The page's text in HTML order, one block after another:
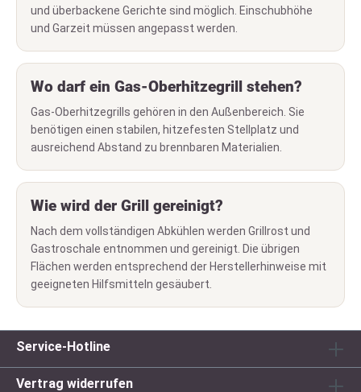
und überbackene Gerichte sind möglich. Einschubhöhe
und Garzeit müssen angepasst werden.
Wo darf ein Gas-Oberhitzegrill stehen?
Gas-Oberhitzegrills gehören in den Außenbereich. Sie
benötigen einen stabilen, hitzefesten Stellplatz und
ausreichend Abstand zu brennbaren Materialien.
Wie wird der Grill gereinigt?
Nach dem vollständigen Abkühlen werden Grillrost und
Gastroschale entnommen und gereinigt. Die übrigen
Flächen werden entsprechend der Herstellerhinweise mit
geeigneten Hilfsmitteln gesäubert.
Service-Hotline
Vertrag widerrufen